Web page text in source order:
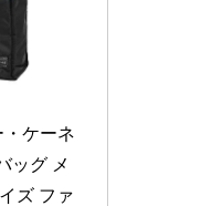
・ケーネ
ッグ メ
ズ ファ